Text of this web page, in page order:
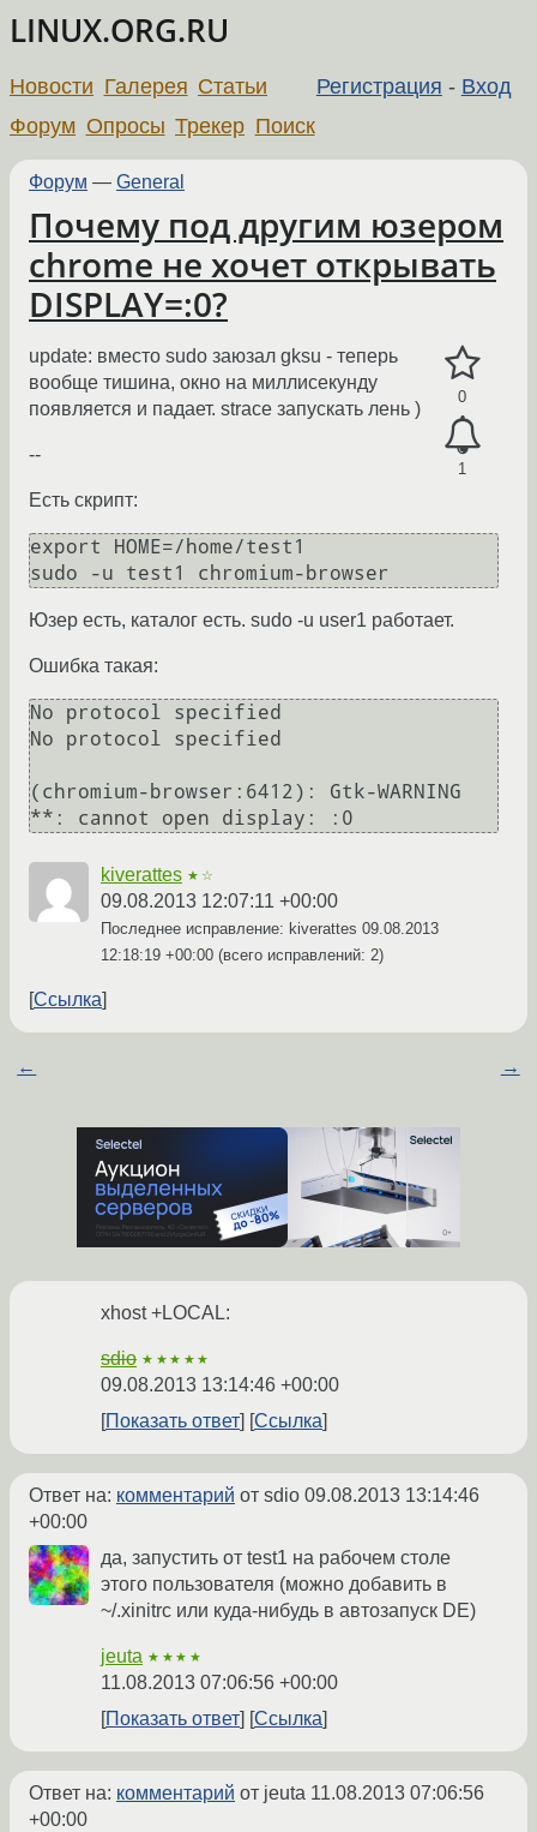
LINUX.ORG.RU
Регистрация - Вход
Новости Галерея Статьи
Форум Опросы Трекер Поиск
Форум — General
Почему под другим юзером
chrome не хочет открывать
DISPLAY=:0?
0
1
update: вместо sudo заюзал gksu - теперь
вообще тишина, окно на миллисекунду
появляется и падает. strace запускать лень )
--
Есть скрипт:
export HOME=/home/test1
Юзер есть, каталог есть. sudo -u user1 работает.
Ошибка такая:
No protocol specified
No protocol specified
(chromium-browser:6412): Gtk-WARNING
kiverattes ★☆
09.08.2013 12:07:11 +00:00
Последнее исправление: kiverattes 09.08.2013
12:18:19 +00:00 (всего исправлений: 2)
Ссылка
← →
xhost +LOCAL:
sdio ★★★★★
09.08.2013 13:14:46 +00:00
Показать ответ
Ссылка
Ответ на: комментарий от sdio 09.08.2013 13:14:46
+00:00
да, запустить от test1 на рабочем столе
этого пользователя (можно добавить в
~/.xinitrc или куда-нибудь в автозапуск DE)
jeuta ★★★★
11.08.2013 07:06:56 +00:00
Показать ответ
Ссылка
Ответ на: комментарий от jeuta 11.08.2013 07:06:56
+00:00